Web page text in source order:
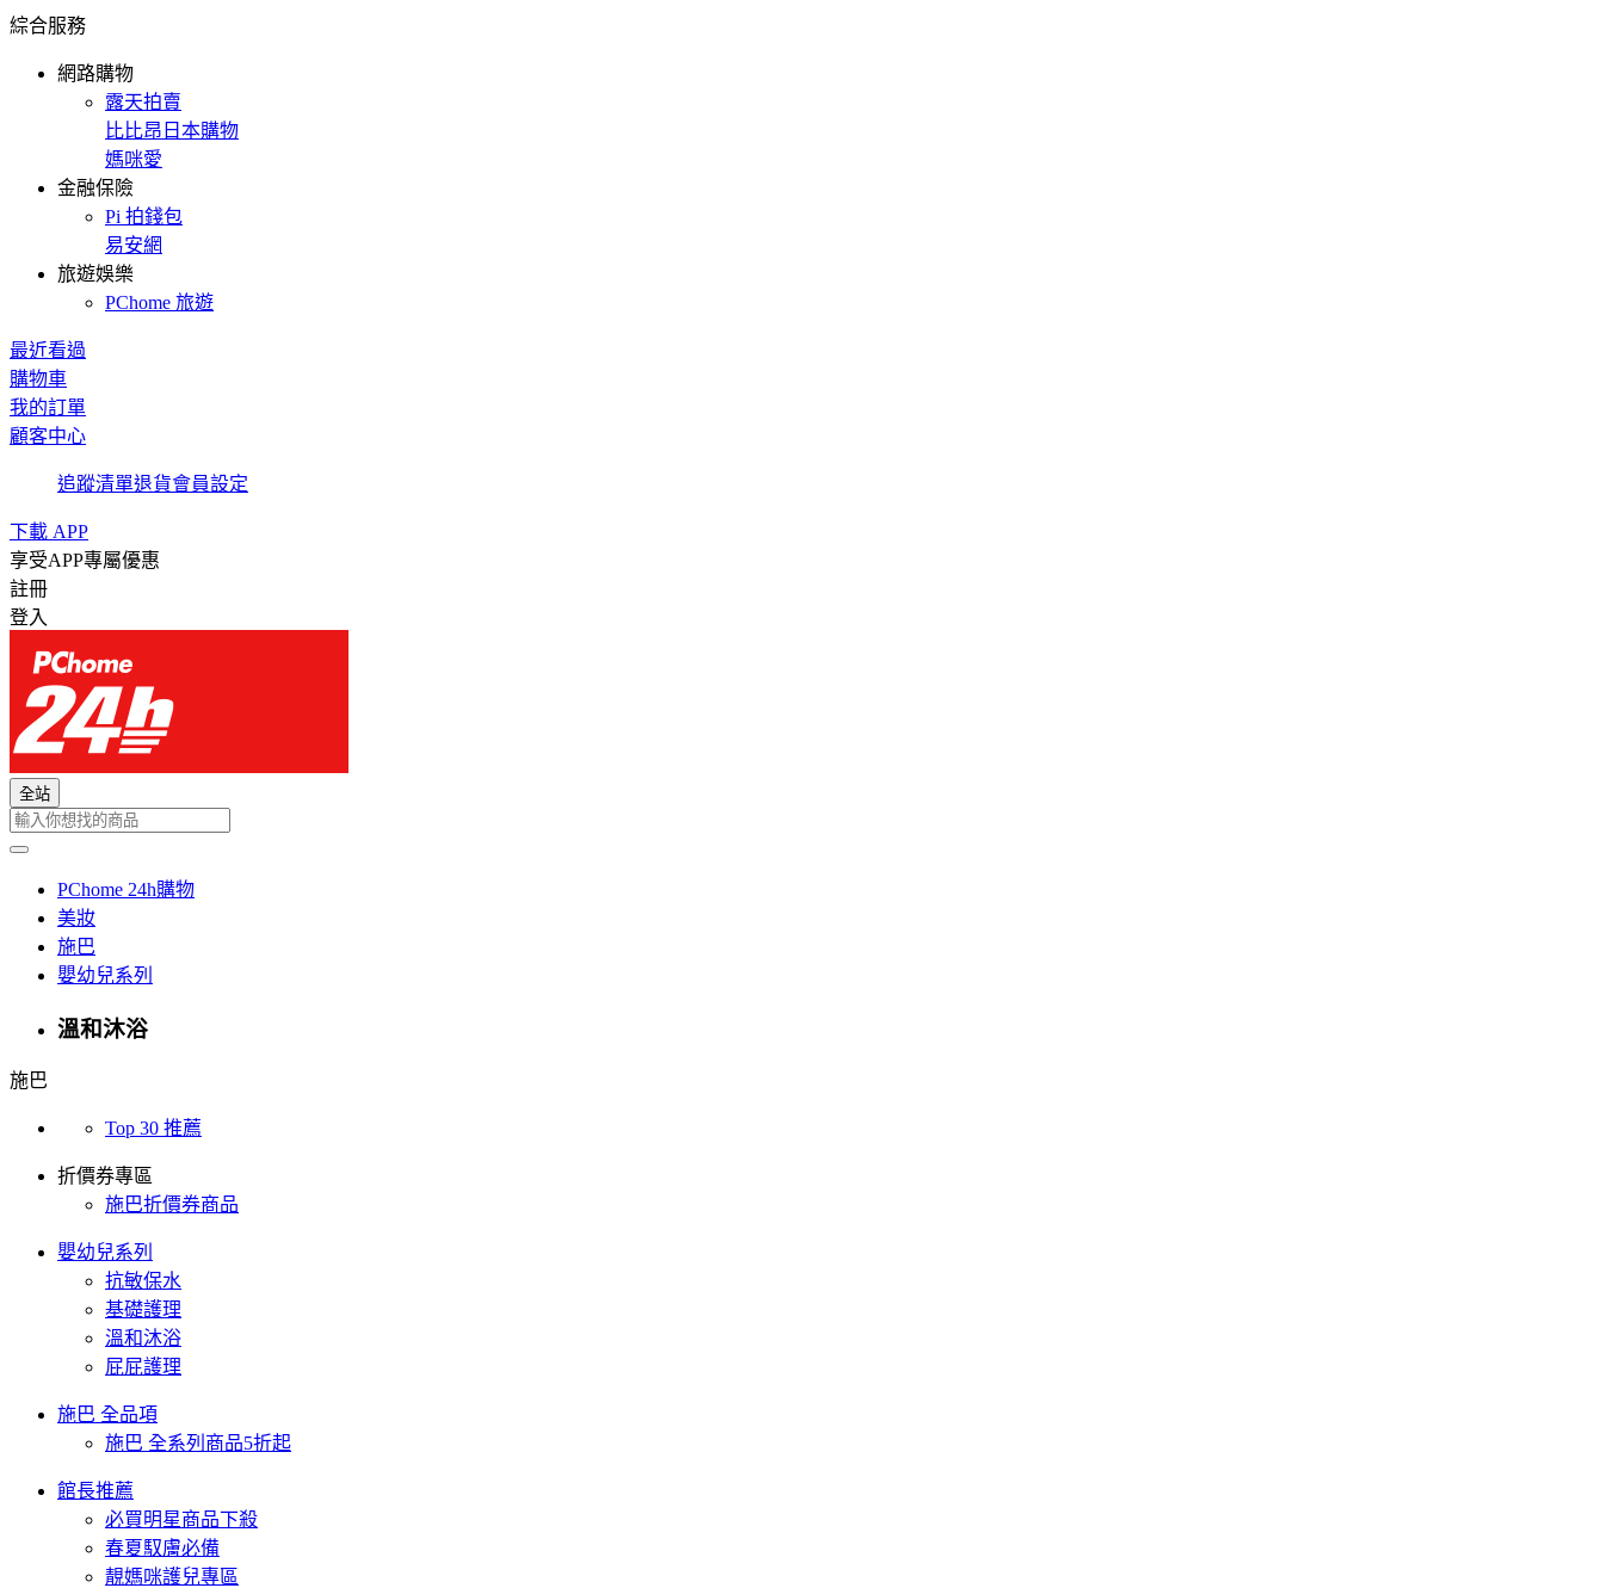
綜合服務
網路購物
露天拍賣
比比昂日本購物
媽咪愛
金融保險
Pi 拍錢包
易安網
旅遊娛樂
PChome 旅遊
最近看過
購物車
我的訂單
顧客中心
追蹤清單退貨會員設定
下載 APP
享受APP專屬優惠
註冊
登入
全站
PChome 24h購物
美妝
施巴
嬰幼兒系列
溫和沐浴
施巴
Top 30 推薦
折價券專區
施巴折價券商品
嬰幼兒系列
抗敏保水
基礎護理
溫和沐浴
屁屁護理
施巴 全品項
施巴 全系列商品5折起
館長推薦
必買明星商品下殺
春夏馭膚必備
靚媽咪護兒專區